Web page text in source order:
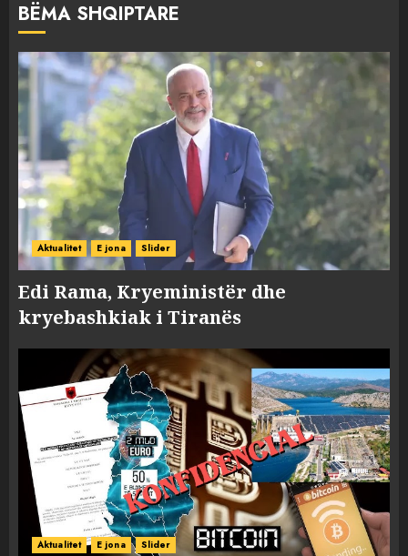
BËMA SHQIPTARE
Aktualitet E jona Slider
Edi Rama, Kryeministër dhe
kryebashkiak i Tiranës
Aktualitet E jona Slider